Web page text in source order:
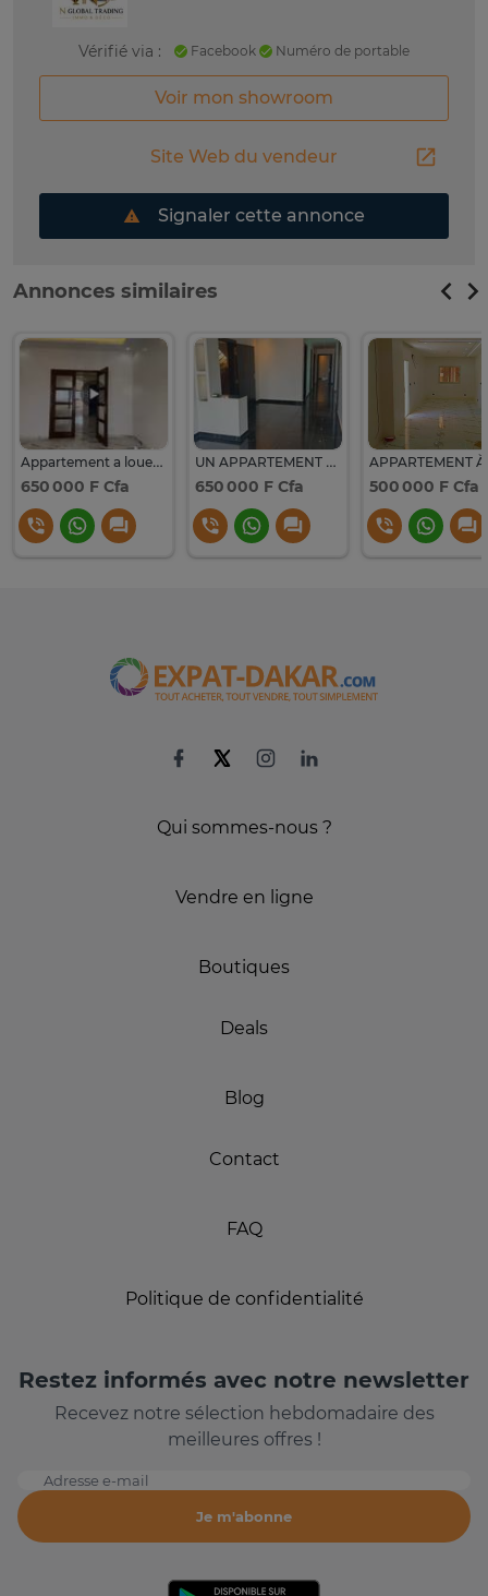
Vérifié via : Facebook Numéro de portable
Voir mon showroom
Site Web du vendeur
Signaler cette annonce
Annonces similaires
Appartement a louer citer Keur Gorgui F4
650 000 F Cfa
UN APPARTEMENT F4 A LOUER A LA CITE KEUR GORGUI
650 000 F Cfa 500 000 F Cfa
Qui sommes-nous ?
Vendre en ligne
Boutiques
Deals
Blog
Contact
FAQ
Politique de confidentialité
Restez informés avec notre newsletter
Recevez notre sélection hebdomadaire des
meilleures offres !
Adresse e-mail
Je m'abonne